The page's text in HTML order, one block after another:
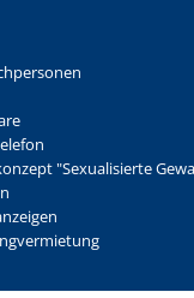
"Sexualisierte